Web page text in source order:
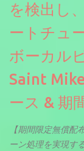
を検出し
ートチュ
ボーカル
Saint
ース & 期
【期間限定無償
ーン処理を実現す